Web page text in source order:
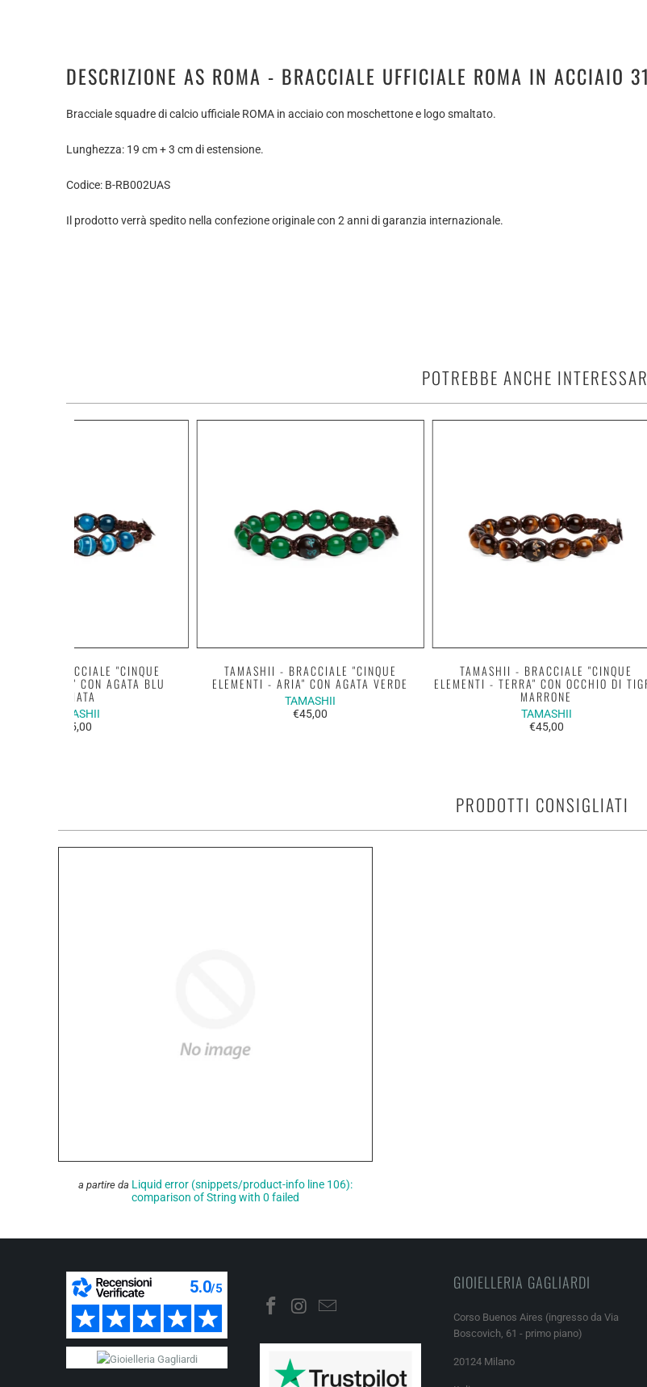
DESCRIZIONE AS ROMA - BRACCIALE UFFICIALE ROMA IN ACCIAIO
Bracciale squadre di calcio ufficiale ROMA in acciaio con moschettone e logo smaltato.
Lunghezza: 19 cm + 3 cm di estensione.
Codice: B-RB002UAS
Il prodotto verrà spedito nella confezione originale con 2 anni di garanzia internazionale.
POTREBBE ANCHE
TAMASHII - BRACCIALE "CINQUE
ELEMENTI - TERRA" CON OCCHIO DI
MARRONE
TAMASHII
€45,00
- BRACCIALE "CINQUE
- ARIA" CON AGATA BLU
STRIATA
TAMASHII
€45,00
TAMASHII - BRACCIALE "CINQUE
ELEMENTI - ARIA" CON AGATA VERDE
TAMASHII
€45,00
PRODOTTI CONSIGLIATI
a partire da Liquid error (snippets/product-info line 106):
comparison of String with 0 failed
GIOIELLERIA GAGLIARDI
Corso Buenos Aires (ingresso da Via
Boscovich, 61 - primo piano)
20124 Milano